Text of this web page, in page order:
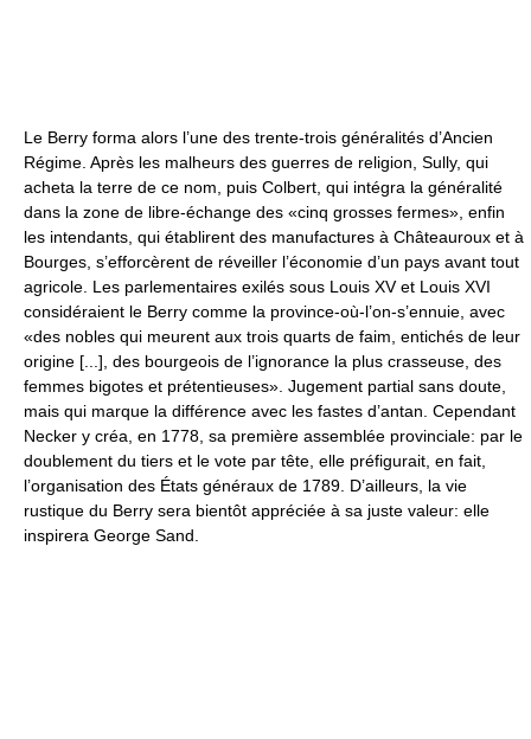
Le Berry forma alors l’une des trente-trois généralités d’Ancien
Régime. Après les malheurs des guerres de religion, Sully, qui
acheta la terre de ce nom, puis Colbert, qui intégra la généralité
dans la zone de libre-échange des «cinq grosses fermes», enfin
les intendants, qui établirent des manufactures à Châteauroux et à
Bourges, s’efforcèrent de réveiller l’économie d’un pays avant tout
agricole. Les parlementaires exilés sous Louis XV et Louis XVI
considéraient le Berry comme la province-où-l’on-s’ennuie, avec
«des nobles qui meurent aux trois quarts de faim, entichés de leur
origine [...], des bourgeois de l’ignorance la plus crasseuse, des
femmes bigotes et prétentieuses». Jugement partial sans doute,
mais qui marque la différence avec les fastes d’antan. Cependant
Necker y créa, en 1778, sa première assemblée provinciale: par le
doublement du tiers et le vote par tête, elle préfigurait, en fait,
l’organisation des États généraux de 1789. D’ailleurs, la vie
rustique du Berry sera bientôt appréciée à sa juste valeur: elle
inspirera George Sand.